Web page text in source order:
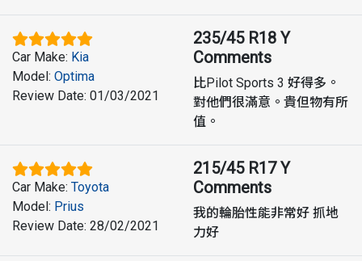
Car Make: Kia
Model: Optima
Review Date: 01/03/2021
235/45 R18 Y
Comments
比Pilot Sports 3 好得多。
對他們很滿意。貴但物有所
值。
Car Make: Toyota
Model: Prius
Review Date: 28/02/2021
215/45 R17 Y
Comments
我的輪胎性能非常好 抓地
力好